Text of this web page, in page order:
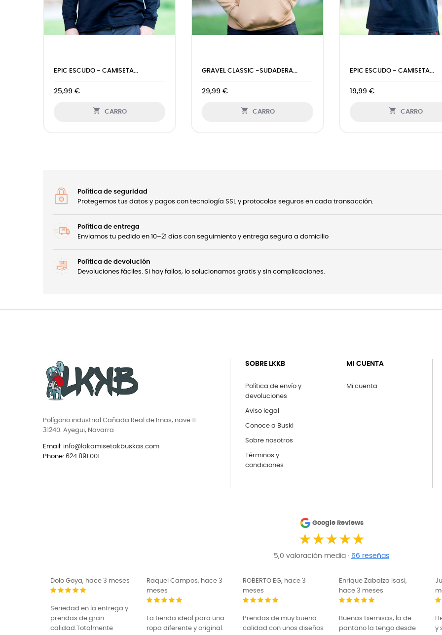
EPIC ESCUDO - CAMISETA...
25,99 €
 CARRO
GRAVEL CLASSIC -SUDADERA...
29,99 €
 CARRO
EPIC ESCUDO - CAMISETA...
19,99 €
 CARRO
Política de seguridad
Protegemos tus datos y pagos con tecnología SSL y protocolos seguros en cada transacción.
Política de entrega
Enviamos tu pedido en 10–21 días con seguimiento y entrega segura a domicilio
Política de devolución
Devoluciones fáciles. Si hay fallos, lo solucionamos gratis y sin complicaciones.
Polígono industrial Cañada Real de Imas, nave 11.
31240. Ayegui, Navarra
Email : info@lakamisetakbuskas.com
Phone: 624 891 001
SOBRE LKKB
Política de envío y
devoluciones
Aviso legal
Conoce a Buski
Sobre nosotros
Términos y
condiciones
MI CUENTA
Mi cuenta
Google Reviews
★★★★★
5,0 valoración media · 66 reseñas
Dolo Goya, hace 3 meses
Seriedad en la entrega y
prendas de gran
calidad.Totalmente
Raquel Campos, hace 3
meses
La tienda ideal para una
ropa diferente y original.
ROBERTO EG, hace 3
meses
Prendas de muy buena
calidad con unos diseños
Enrique Zabalza Isasi,
hace 3 meses
Buenas txemisas, la de
pantano la tengo desde
y